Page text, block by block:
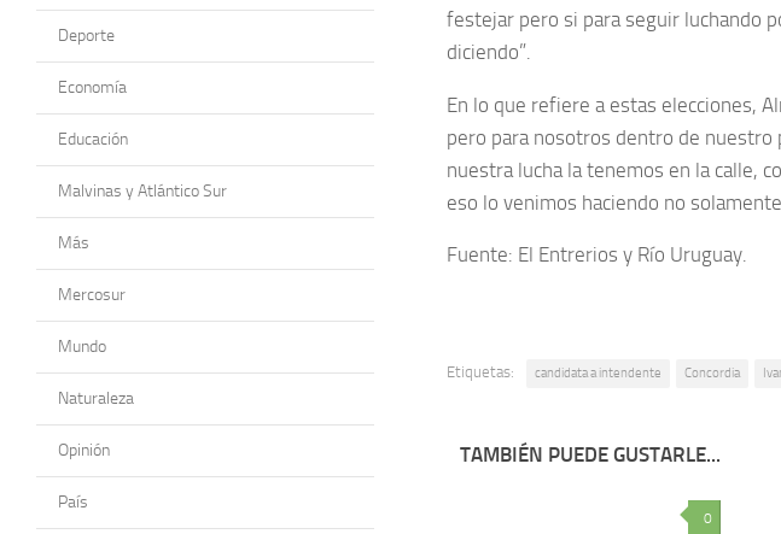
festejar pero si para seguir luchando
diciendo”.
En lo que refiere a estas elecciones,
pero para nosotros dentro de nuestro
nuestra lucha la tenemos en la calle,
eso lo venimos haciendo no
Fuente: El Entrerios y Río Uruguay.
Etiquetas: candidata a intendente Concordia
TAMBIÉN PUEDE GUSTARLE...
0
Deporte
Economía
Educación
Malvinas y Atlántico Sur
Más
Mercosur
Mundo
Naturaleza
Opinión
País